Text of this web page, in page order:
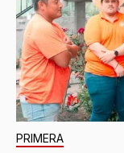
PRIMERA